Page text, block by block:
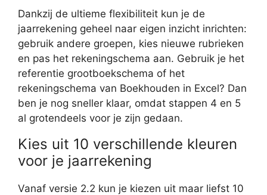
Dankzij de ultieme flexibiliteit kun je de
jaarrekening geheel naar eigen inzicht inrichten:
gebruik andere groepen, kies nieuwe rubrieken
en pas het rekeningschema aan. Gebruik je het
referentie grootboekschema of het
rekeningschema van Boekhouden in Excel? Dan
ben je nog sneller klaar, omdat stappen 4 en 5
al grotendeels voor je zijn gedaan.
Kies uit 10 verschillende kleuren
voor je jaarrekening
Vanaf versie 2.2 kun je kiezen uit maar liefst 10